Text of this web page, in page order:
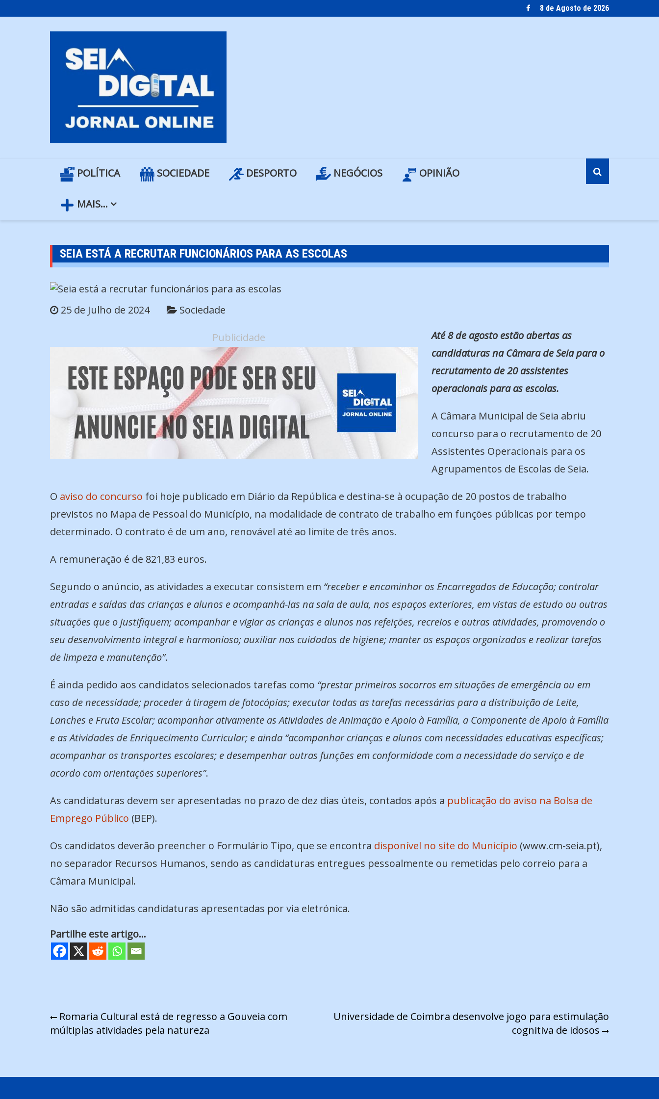
to
8 de Agosto de 2026
POLÍTICA SOCIEDADE DESPORTO NEGÓCIOS OPINIÃO
MAIS…
SEIA ESTÁ A RECRUTAR FUNCIONÁRIOS PARA AS ESCOLAS
25 de Julho de 2024 Sociedade
Publicidade
Até 8 de agosto estão abertas as
candidaturas na Câmara de Seia para o
recrutamento de 20 assistentes
operacionais para as escolas.
A Câmara Municipal de Seia abriu
concurso para o recrutamento de 20
Assistentes Operacionais para os
Agrupamentos de Escolas de Seia.
O aviso do concurso foi hoje publicado em Diário da República e destina-se à ocupação de 20 postos de trabalho
previstos no Mapa de Pessoal do Município, na modalidade de contrato de trabalho em funções públicas por tempo
determinado. O contrato é de um ano, renovável até ao limite de três anos.
A remuneração é de 821,83 euros.
Segundo o anúncio, as atividades a executar consistem em “receber e encaminhar os Encarregados de Educação; controlar
entradas e saídas das crianças e alunos e acompanhá-las na sala de aula, nos espaços exteriores, em vistas de estudo ou outras
situações que o justifiquem; acompanhar e vigiar as crianças e alunos nas refeições, recreios e outras atividades, promovendo o
seu desenvolvimento integral e harmonioso; auxiliar nos cuidados de higiene; manter os espaços organizados e realizar tarefas
de limpeza e manutenção”.
É ainda pedido aos candidatos selecionados tarefas como “prestar primeiros socorros em situações de emergência ou em
caso de necessidade; proceder à tiragem de fotocópias; executar todas as tarefas necessárias para a distribuição de Leite,
Lanches e Fruta Escolar; acompanhar ativamente as Atividades de Animação e Apoio à Família, a Componente de Apoio à Família
e as Atividades de Enriquecimento Curricular; e ainda “acompanhar crianças e alunos com necessidades educativas específicas;
acompanhar os transportes escolares; e desempenhar outras funções em conformidade com a necessidade do serviço e de
acordo com orientações superiores”.
As candidaturas devem ser apresentadas no prazo de dez dias úteis, contados após a publicação do aviso na Bolsa de
Emprego Público (BEP).
Os candidatos deverão preencher o Formulário Tipo, que se encontra disponível no site do Município (www.cm-seia.pt),
no separador Recursos Humanos, sendo as candidaturas entregues pessoalmente ou remetidas pelo correio para a
Câmara Municipal.
Não são admitidas candidaturas apresentadas por via eletrónica.
Partilhe este artigo...
Navegação
de
Romaria Cultural está de regresso a Gouveia com
múltiplas atividades pela natureza
Universidade de Coimbra desenvolve jogo para estimulação
cognitiva de idosos